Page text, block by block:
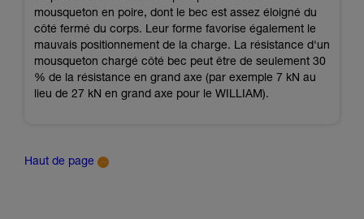
mousqueton en poire, dont le bec est assez éloigné du
côté fermé du corps. Leur forme favorise également le
mauvais positionnement de la charge. La résistance d'un
mousqueton chargé côté bec peut être de seulement 30
% de la résistance en grand axe (par exemple 7 kN au
lieu de 27 kN en grand axe pour le WILLIAM).
Haut de page